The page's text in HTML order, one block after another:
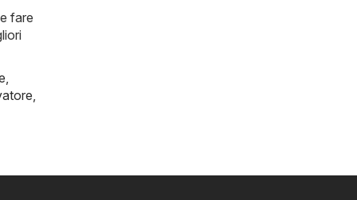
fare